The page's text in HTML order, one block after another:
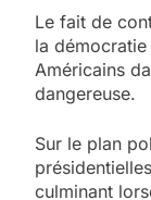
Le fait de
la
Américains
dangereuse.
Sur le plan
culminant